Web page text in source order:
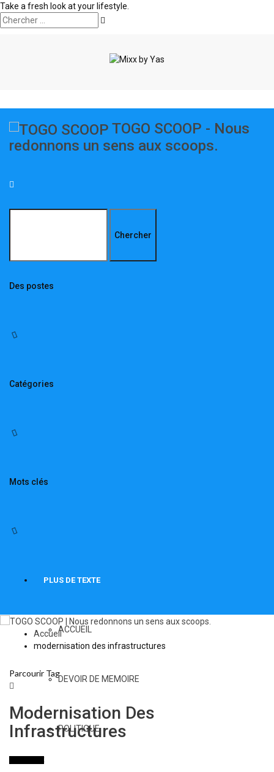
Take a fresh look at your lifestyle.
TOGO SCOOP - Nous
redonnons un sens aux scoops.
Des postes
Catégories
Mots clés
PLUS DE TEXTE
ACCUEIL
DEVOIR DE MEMOIRE
POLITIQUE
Accueil
modernisation des infrastructures
Parcourir Tag
Modernisation Des
Infrastructures